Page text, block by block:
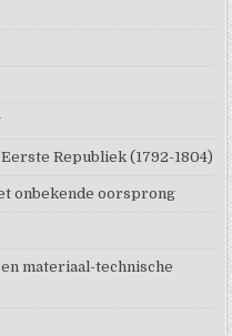
Republiek (1792-1804)
onbekende oorsprong
materiaal-technische